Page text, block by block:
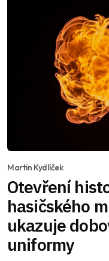
Martin Kydlíček
Otevření
hasičského
ukazuje
uniformy